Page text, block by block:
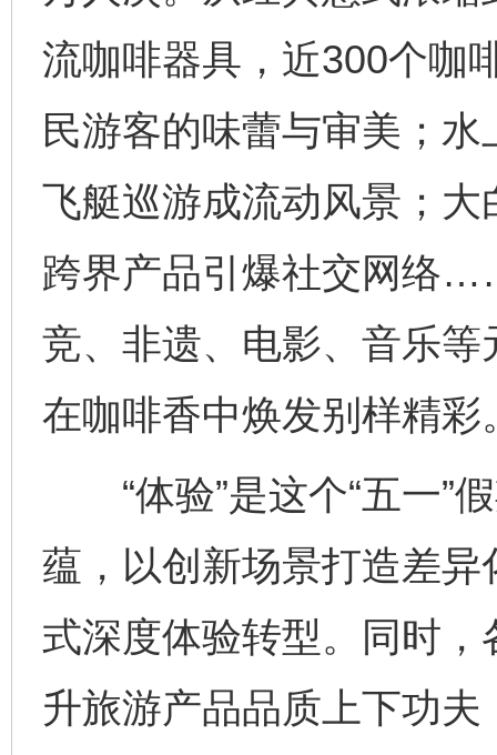
流咖啡器具，近300个咖
民游客的味蕾与审美；
飞艇巡游成流动风景；
跨界产品引爆社交网络
竞、非遗、电影、音乐
在咖啡香中焕发别样精彩
“体验”是这个“五一”
蕴，以创新场景打造差
式深度体验转型。同时
升旅游产品品质上下功